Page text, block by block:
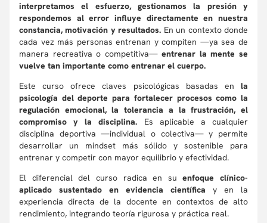
interpretamos el esfuerzo, gestionamos la presión y
respondemos al error influye directamente en nuestra
constancia, motivación y resultados. En un contexto donde
cada vez más personas entrenan y compiten —ya sea de
manera recreativa o competitiva—entrenar la mente se
vuelve tan importante como entrenar el cuerpo.
Este curso ofrece claves psicológicas basadas en la
psicología del deporte para fortalecer procesos como la
regulación emocional, la tolerancia a la frustración, el
compromiso y la disciplina. Es aplicable a cualquier
disciplina deportiva —individual o colectiva— y permite
desarrollar un mindset más sólido y sostenible para
entrenar y competir con mayor equilibrio y efectividad.
El diferencial del curso radica en suenfoque clínico-
aplicado sustentado en evidencia científica y en la
experiencia directa de la docente en contextos de alto
rendimiento, integrando teoría rigurosa y práctica real.